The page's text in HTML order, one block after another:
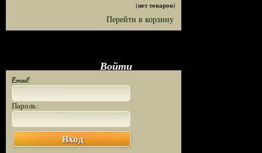
(нет товаров)
Перейти в корзину
Войти
Email:
Пароль:
Вход